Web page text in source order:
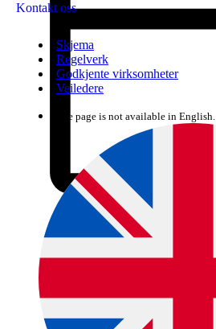
Kontakt oss
Skjema
Regelverk
Godkjente virksomheter
Veiledere
The page is not available in English.